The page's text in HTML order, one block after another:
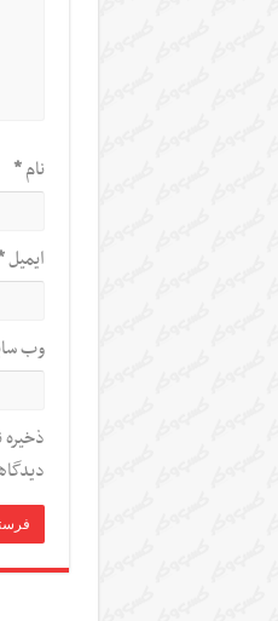
نام*
ایمیل
وب‌
ذخیره